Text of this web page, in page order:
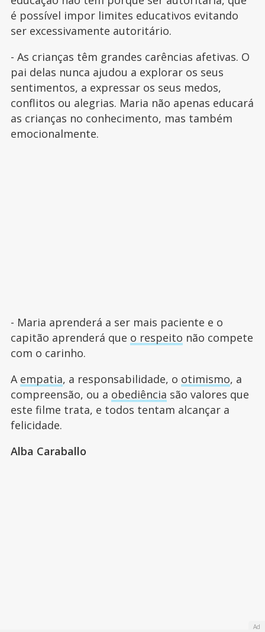
é possível impor limites educativos evitando
ser excessivamente autoritário.
- As crianças têm grandes carências afetivas. O
pai delas nunca ajudou a explorar os seus
sentimentos, a expressar os seus medos,
conflitos ou alegrias. Maria não apenas educará
as crianças no conhecimento, mas também
emocionalmente.
- Maria aprenderá a ser mais paciente e o
capitão aprenderá que o respeito não compete
com o carinho.
A empatia, a responsabilidade, o otimismo, a
compreensão, ou a obediência são valores que
este filme trata, e todos tentam alcançar a
felicidade.
Alba Caraballo
Ad